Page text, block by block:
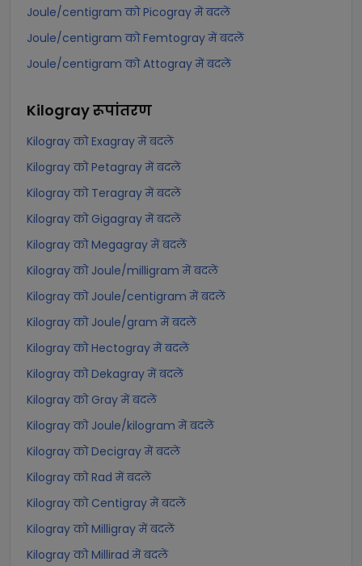
Joule/centigram को Picogray में बदलें
Joule/centigram को Femtogray में बदलें
Joule/centigram को Attogray में बदलें
Kilograyरूपांतरण
Kilogray को Exagray में बदलें
Kilogray को Petagray में बदलें
Kilogray को Teragray में बदलें
Kilogray को Gigagray में बदलें
Kilogray को Megagray में बदलें
Kilogray को Joule/milligram में बदलें
Kilogray को Joule/centigram में बदलें
Kilogray को Joule/gram में बदलें
Kilogray को Hectogray में बदलें
Kilogray को Dekagray में बदलें
Kilogray को Gray में बदलें
Kilogray को Joule/kilogram में बदलें
Kilogray को Decigray में बदलें
Kilogray को Rad में बदलें
Kilogray को Centigray में बदलें
Kilogray को Milligray में बदलें
Kilogray को Millirad में बदलें